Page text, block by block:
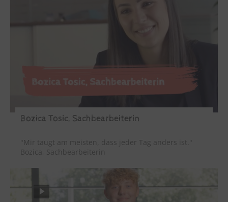
Bozica Tosic, Sachbearbeiterin
"Mir taugt am meisten, dass jeder Tag anders ist."
Bozica, Sachbearbeiterin